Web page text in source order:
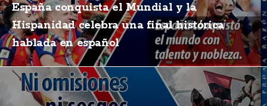
España conquista el Mundial y la
Hispanidad celebra una final histórica
hablada en español